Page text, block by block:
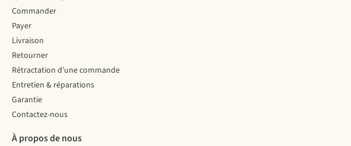
Commander
Payer
Livraison
Retourner
Rétractation d'une commande
Entretien & réparations
Garantie
Contactez-nous
À propos de nous